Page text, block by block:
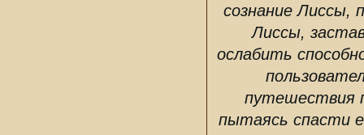
сознание Лиссы,
Лиссы,
ослабить
путешествия
пытаясь спасти